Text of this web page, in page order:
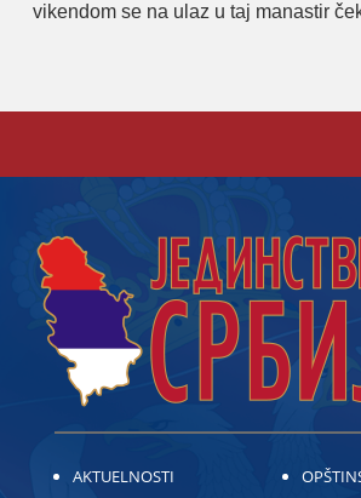
vikendom se na ulaz u taј manastir
AKTUELNOSTI